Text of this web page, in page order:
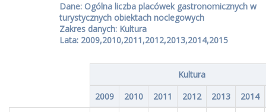
Dane: Ogólna liczba placówek gastronomicznych w
turystycznych obiektach noclegowych
Zakres danych: Kultura
Lata: 2009,2010,2011,2012,2013,2014,2015
Kultura
2009
2010 2011 2012 2013
2014